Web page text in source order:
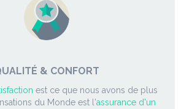
& CONFORT
est ce que nous avons de plus
du Monde est l'assurance d'un